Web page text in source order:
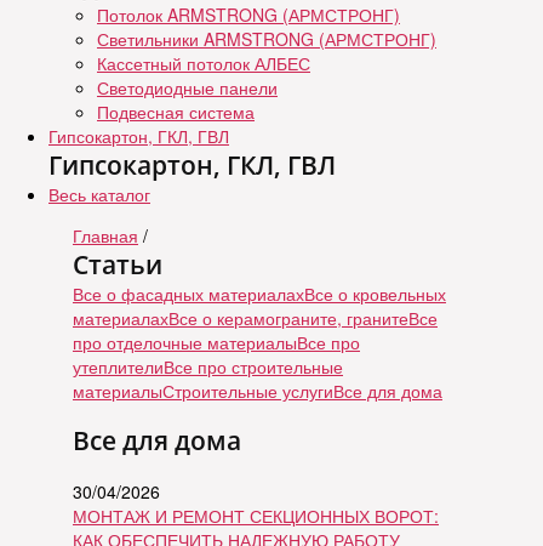
Потолок ARMSTRONG (АРМСТРОНГ)
Светильники ARMSTRONG (АРМСТРОНГ)
Кассетный потолок АЛБЕС
Светодиодные панели
Подвесная система
Гипсокартон, ГКЛ, ГВЛ
Гипсокартон, ГКЛ, ГВЛ
Весь каталог
Главная /
Статьи
Все о фасадных материалахВсе о кровельных
материалахВсе о керамограните, гранитеВсе
про отделочные материалыВсе про
утеплителиВсе про строительные
материалыСтроительные услугиВсе для дома
Все для дома
30/04/2026
МОНТАЖ И РЕМОНТ СЕКЦИОННЫХ ВОРОТ:
КАК ОБЕСПЕЧИТЬ НАДЕЖНУЮ РАБОТУ